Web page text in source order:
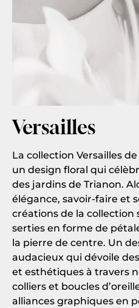
Versailles
La collection Versailles
un design floral qui
des jardins de Trianon.
élégance, savoir-faire et
créations de la
serties en forme de
la pierre de centre. Un
audacieux qui dévoile
et esthétiques à travers
colliers et boucles
alliances graphiques en